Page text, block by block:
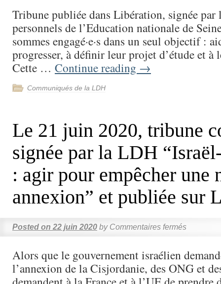
Tribune publiée dans Libération, signée
personnels de l’Education nationale de
sommes engagé·e·s dans un seul objectif :
progresser, à définir leur projet d’étude et à
Cette … Continue reading →
Communiqués de la LDH
Le 21 juin 2020, tribune
signée par la LDH
: agir pour empêcher une
annexion” et publiée sur
Posted on 22 juin 2020 by Commentaires fermés
Alors que le gouvernement israélien
l’annexion de la Cisjordanie, des ONG et